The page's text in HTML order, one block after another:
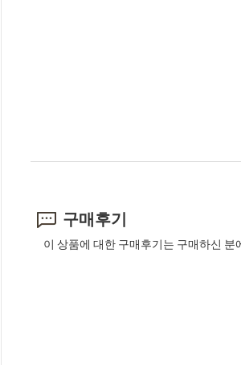
구매후기
이 상품에 대한 구매후기는 구매하신 분